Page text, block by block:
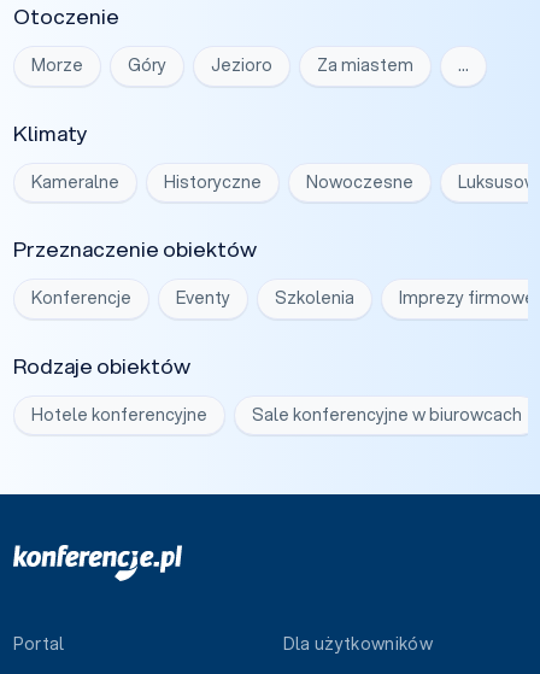
Otoczenie
Morze Góry Jezioro Za miastem …
Klimaty
Kameralne Historyczne Nowoczesne
Przeznaczenie obiektów
Konferencje Eventy Szkolenia Imprezy firmowe
Rodzaje obiektów
Hotele konferencyjne Sale konferencyjne w biurowcach
Portal Dla użytkowników